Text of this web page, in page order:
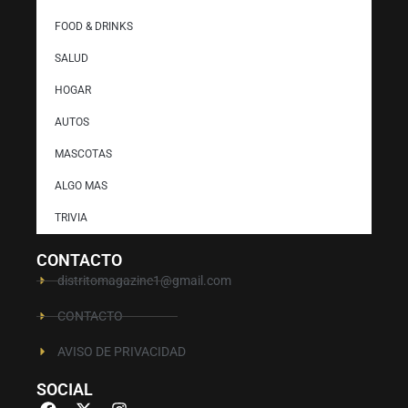
FOOD & DRINKS
SALUD
HOGAR
AUTOS
MASCOTAS
ALGO MAS
TRIVIA
CONTACTO
distritomagazine1@gmail.com
CONTACTO
AVISO DE PRIVACIDAD
SOCIAL